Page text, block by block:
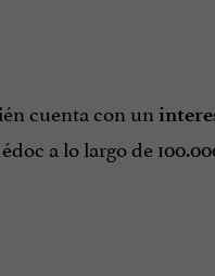
cuenta con un
a lo largo de